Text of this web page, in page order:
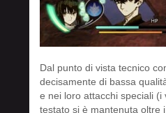
Dal punto di vista tecnico
decisamente di bassa
e nei loro attacchi speciali (i
testato si è mantenuta oltre